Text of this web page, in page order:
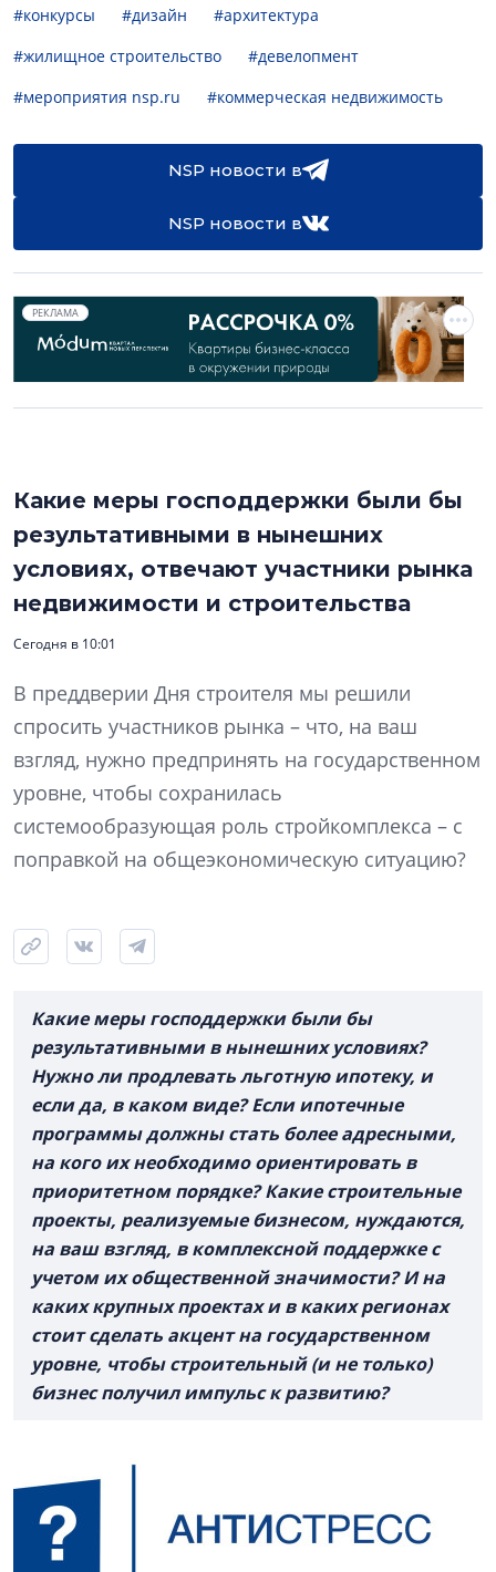
#конкурсы #дизайн
#архитектура
#жилищное строительство
#девелопмент
#мероприятия nsp.ru
#коммерческая недвижимость
NSP новости в
NSP новости в
РЕКЛАМА
Какие меры господдержки были бы
результативными в нынешних
условиях, отвечают участники рынка
недвижимости и строительства
Сегодня в 10:01
В преддверии Дня строителя мы решили
спросить участников рынка – что, на ваш
взгляд, нужно предпринять на государственном
уровне, чтобы сохранилась
системообразующая роль стройкомплекса – с
поправкой на общеэкономическую ситуацию?
Какие меры господдержки были бы
результативными в нынешних условиях?
Нужно ли продлевать льготную ипотеку, и
если да, в каком виде? Если ипотечные
программы должны стать более адресными,
на кого их необходимо ориентировать в
приоритетном порядке? Какие строительные
проекты, реализуемые бизнесом, нуждаются,
на ваш взгляд, в комплексной поддержке с
учетом их общественной значимости? И на
каких крупных проектах и в каких регионах
стоит сделать акцент на государственном
уровне, чтобы строительный (и не только)
бизнес получил импульс к развитию?